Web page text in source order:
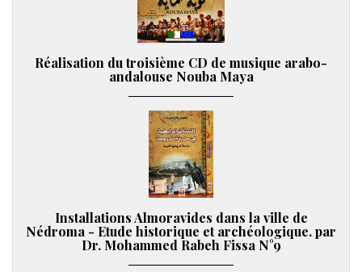
Réalisation du troisième CD de musique arabo-
andalouse Nouba Maya
Installations Almoravides dans la ville de
Nédroma - Etude historique et archéologique. par
Dr. Mohammed Rabeh Fissa N°9